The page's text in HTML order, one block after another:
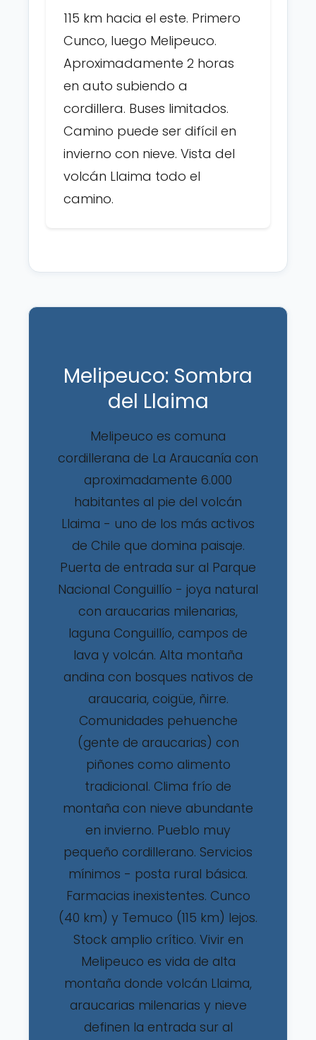
115 km hacia el este. Primero
Cunco, luego Melipeuco.
Aproximadamente 2 horas
en auto subiendo a
cordillera. Buses limitados.
Camino puede ser difícil en
invierno con nieve. Vista del
volcán Llaima todo el
camino.
Melipeuco: Sombra
del Llaima
Melipeuco es comuna
cordillerana de La Araucanía con
aproximadamente 6.000
habitantes al pie del volcán
Llaima - uno de los más activos
de Chile que domina paisaje.
Puerta de entrada sur al Parque
Nacional Conguillío - joya natural
con araucarias milenarias,
laguna Conguillío, campos de
lava y volcán. Alta montaña
andina con bosques nativos de
araucaria, coigüe, ñirre.
Comunidades pehuenche
(gente de araucarias) con
piñones como alimento
tradicional. Clima frío de
montaña con nieve abundante
en invierno. Pueblo muy
pequeño cordillerano. Servicios
mínimos - posta rural básica.
Farmacias inexistentes. Cunco
(40 km) y Temuco (115 km) lejos.
Stock amplio crítico. Vivir en
Melipeuco es vida de alta
montaña donde volcán Llaima,
araucarias milenarias y nieve
definen la entrada sur al